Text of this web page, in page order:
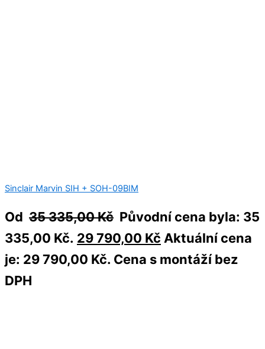
Sinclair Marvin SIH + SOH-09BIM
Od 35 335,00Kč Původní cena byla: 35
335,00 Kč. 29 790,00 Kč Aktuální cena
je: 29 790,00 Kč. Cena s montáží bez
DPH